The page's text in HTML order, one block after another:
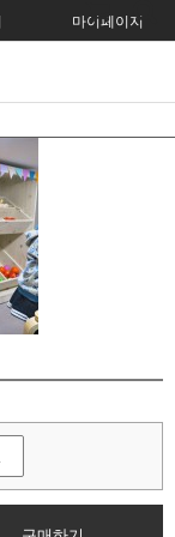
마이페이지